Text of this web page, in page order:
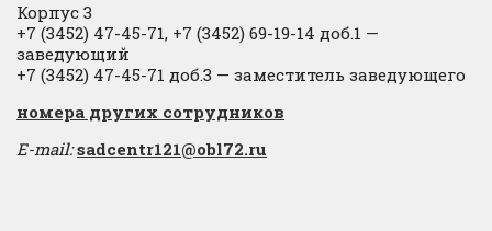
Корпус 3
+7 (3452) 47-45-71, +7 (3452) 69-19-14 доб.1 —
заведующий
+7 (3452) 47-45-71 доб.3 — заместитель заведующего
​номера других сотрудников
E-mail: sadcentr121@obl72.ru